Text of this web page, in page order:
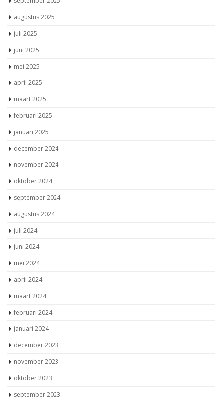
augustus 2025
juli 2025
juni 2025
mei 2025
april 2025
maart 2025
februari 2025
januari 2025
december 2024
november 2024
oktober 2024
september 2024
augustus 2024
juli 2024
juni 2024
mei 2024
april 2024
maart 2024
februari 2024
januari 2024
december 2023
november 2023
oktober 2023
september 2023